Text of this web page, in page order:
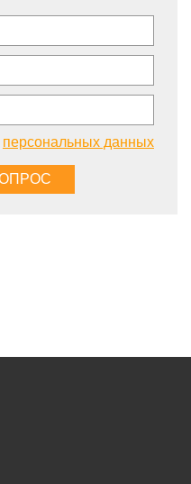
персональных данных